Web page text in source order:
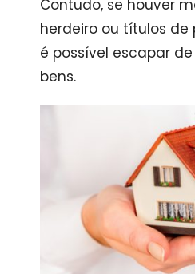
Contudo, se houver
herdeiro ou títulos de
é possível escapar
bens.